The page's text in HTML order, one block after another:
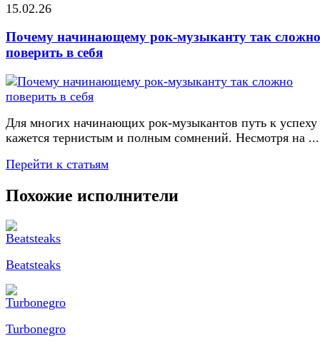
15.02.26
Почему начинающему рок-музыканту так сложно
поверить в себя
Для многих начинающих рок-музыкантов путь к успеху
кажется тернистым и полным сомнений. Несмотря на ...
Перейти к статьям
Похожие исполнители
Beatsteaks
Turbonegro